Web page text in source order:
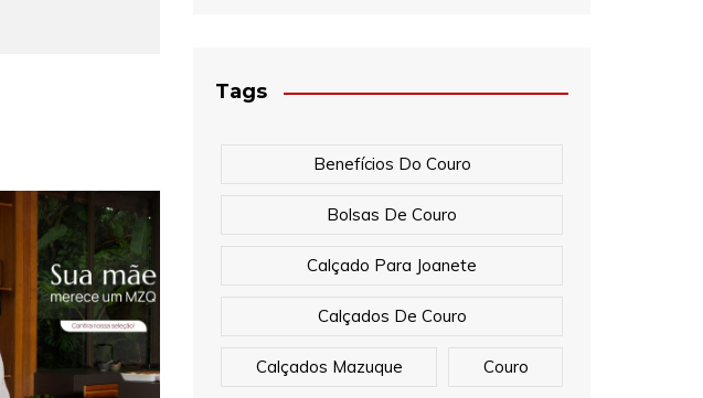
Tags
Benefícios Do Couro
Bolsas De Couro
Calçado Para Joanete
Calçados De Couro
Calçados Mazuque Couro